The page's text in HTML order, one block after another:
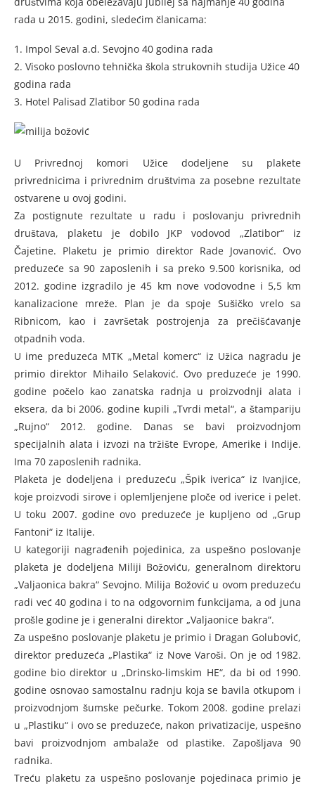
rada u 2015. godini, sledećim članicama:
1. Impol Seval a.d. Sevojno 40 godina rada
2. Visoko poslovno tehnička škola strukovnih studija Užice 40
godina rada
3. Hotel Palisad Zlatibor 50 godina rada
U Privrednoj komori Užice dodeljene su plakete
privrednicima i privrednim društvima za posebne rezultate
ostvarene u ovoj godini.
Za postignute rezultate u radu i poslovanju privrednih
društava, plaketu je dobilo JKP vodovod „Zlatibor“ iz
Čajetine. Plaketu je primio direktor Rade Jovanović. Ovo
preduzeće sa 90 zaposlenih i sa preko 9.500 korisnika, od
2012. godine izgradilo je 45 km nove vodovodne i 5,5 km
kanalizacione mreže. Plan je da spoje Sušičko vrelo sa
Ribnicom, kao i završetak postrojenja za prečišćavanje
otpadnih voda.
U ime preduzeća MTK „Metal komerc“ iz Užica nagradu je
primio direktor Mihailo Selaković. Ovo preduzeće je 1990.
godine počelo kao zanatska radnja u proizvodnji alata i
eksera, da bi 2006. godine kupili „Tvrdi metal“, a štampariju
„Rujno“ 2012. godine. Danas se bavi proizvodnjom
specijalnih alata i izvozi na tržište Evrope, Amerike i Indije.
Ima 70 zaposlenih radnika.
Plaketa je dodeljena i preduzeću „Špik iverica“ iz Ivanjice,
koje proizvodi sirove i oplemljenjene ploče od iverice i pelet.
U toku 2007. godine ovo preduzeće je kupljeno od „Grup
Fantoni“ iz Italije.
U kategoriji nagrađenih pojedinica, za uspešno poslovanje
plaketa je dodeljena Miliji Božoviću, generalnom direktoru
„Valjaonica bakra“ Sevojno. Milija Božović u ovom preduzeću
radi već 40 godina i to na odgovornim funkcijama, a od juna
prošle godine je i generalni direktor „Valjaonice bakra“.
Za uspešno poslovanje plaketu je primio i Dragan Golubović,
direktor preduzeća „Plastika“ iz Nove Varoši. On je od 1982.
godine bio direktor u „Drinsko-limskim HE“, da bi od 1990.
godine osnovao samostalnu radnju koja se bavila otkupom i
proizvodnjom šumske pečurke. Tokom 2008. godine prelazi
u „Plastiku“ i ovo se preduzeće, nakon privatizacije, uspešno
bavi proizvodnjom ambalaže od plastike. Zapošljava 90
radnika.
Treću plaketu za uspešno poslovanje pojedinaca primio je